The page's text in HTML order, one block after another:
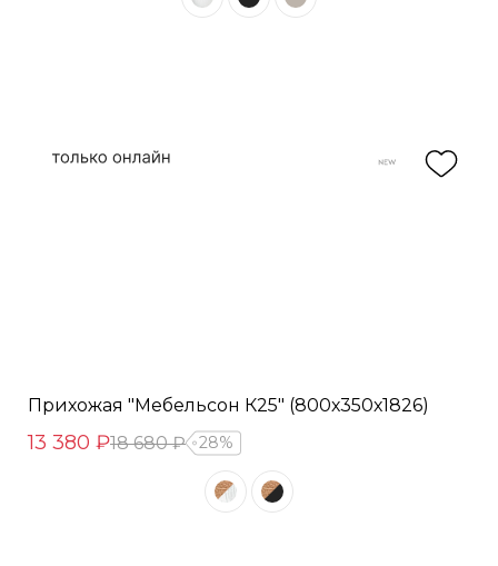
Прихожая "Мебельсон К25" (800х350х1826)
13 380 ₽18 680 ₽ 28%